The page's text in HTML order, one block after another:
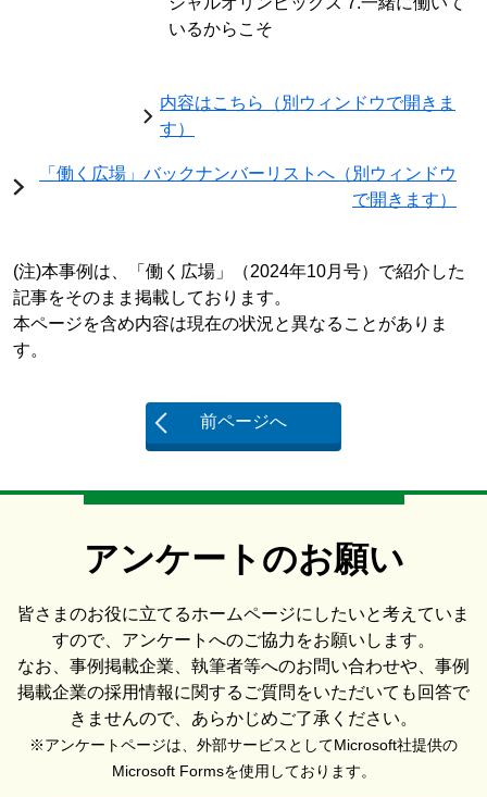
いるからこそ
内容はこちら（別ウィンドウで開きま
す）
「働く広場」バックナンバーリストへ（別ウィンドウ
で開きます）
(注)本事例は、「働く広場」（2024年10月号）で紹介した
記事をそのまま掲載しております。
本ページを含め内容は現在の状況と異なることがありま
す。
前ページへ
アンケートのお願い
皆さまのお役に立てるホームページにしたいと考えていま
すので、アンケートへのご協力をお願いします。
なお、事例掲載企業、執筆者等へのお問い合わせや、事例
掲載企業の採用情報に関するご質問をいただいても回答で
きませんので、あらかじめご了承ください。
※アンケートページは、外部サービスとしてMicrosoft社提供の
Microsoft Formsを使用しております。